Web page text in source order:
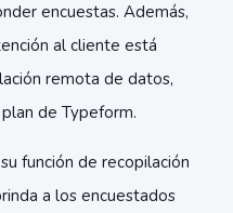
encuestas. Además,
al cliente está
remota de datos,
de Typeform.
función de recopilación
a los encuestados